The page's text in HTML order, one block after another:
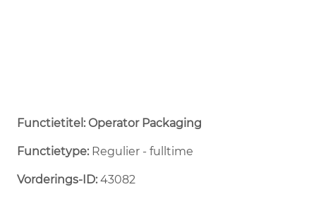
Functietitel: Operator Packaging
Functietype:Regulier - fulltime ​
Vorderings-ID:43082